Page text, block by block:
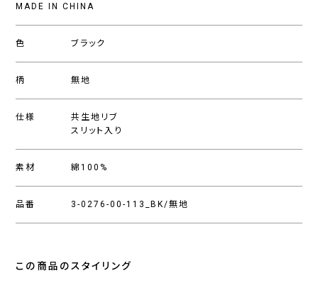
MADE IN CHINA
色 ブラック
柄 無地
仕様
共生地リブ
スリット入り
素材 綿100%
品番 3-0276-00-113_BK/無地
この商品のスタイリング